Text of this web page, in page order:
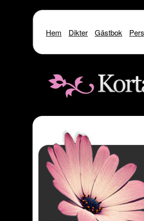
Warning: include() [function.include]: SSL
Warning
Warning
: include(http://
Warning : include() [
Hem Dikter Gästbok